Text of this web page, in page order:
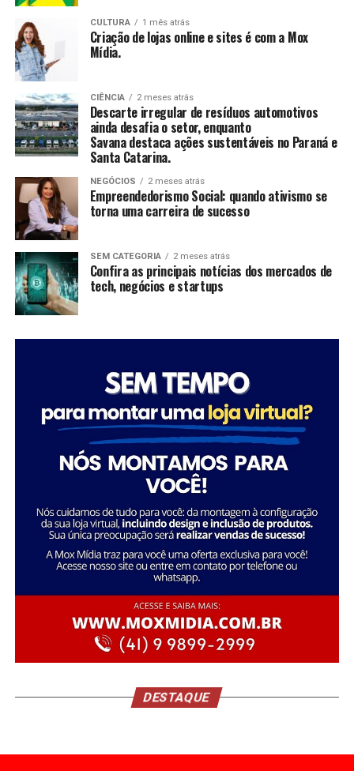
Entre os principais resultados da concessionária está a
redução de 16% na captação de água de poço na loja de
São José dos Pinhais (PR) após a implantação de um
sistema de reuso na oficina. A iniciativa utiliza uma
estação própria de tratamento de efluentes para tratar
a água utilizada nos processos operacionais e reutilizá-la
na lavagem de veículos, reduzindo o consumo de
recursos naturais.
“Quando falamos em sustentabilidade, precisamos falar
sobre ações práticas e resultados concretos. O reuso da
água mostra que é possível unir eficiência operacional,
preservação ambiental e responsabilidade com as
comunidades onde estamos inseridos. Nosso cuidado
também envolve os uniformes das oficinas, desde
2006, eles são enviados para uma lavanderia industrial
com tratamento específico para resíduos da atividade
mecânica”, destaca Anderson Acassio Martins,
destinação ambientalmente correta dos resíduos,
CULTURA 1 mês atrás
Criação de lojas online e sites é com a Mox
Mídia.
CIÊNCIA 2 meses atrás
Descarte irregular de resíduos automotivos
ainda desafia o setor, enquanto
Savana destaca ações sustentáveis no Paraná e
Santa Catarina.
NEGÓCIOS 2 meses atrás
Empreendedorismo Social: quando ativismo se
torna uma carreira de sucesso
SEM CATEGORIA 2 meses atrás
Confira as principais notícias dos mercados de
tech, negócios e startups
DESTAQUE